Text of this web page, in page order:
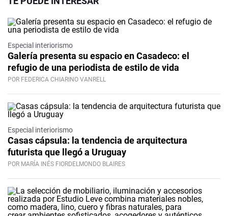
Especial interiorismo
Galería presenta su espacio en Casadeco: el
refugio de una periodista de estilo de vida
POR FEDERICA CHIARINO VANRELL
Especial interiorismo
Casas cápsula: la tendencia de arquitectura
futurista que llegó a Uruguay
POR MARÍA INÉS FIORDELMONDO BLAIRES